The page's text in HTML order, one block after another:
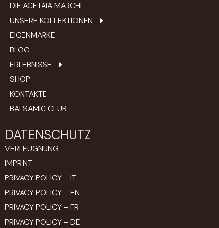
DIE ACETAIA MARCHI
UNSERE KOLLEKTIONEN
EIGENMARKE
BLOG
ERLEBNISSE
SHOP
KONTAKTE
BALSAMIC CLUB
DATENSCHUTZ
VERLEUGNUNG
IMPRINT
PRIVACY POLICY – IT
PRIVACY POLICY – EN
PRIVACY POLICY – FR
PRIVACY POLICY – DE